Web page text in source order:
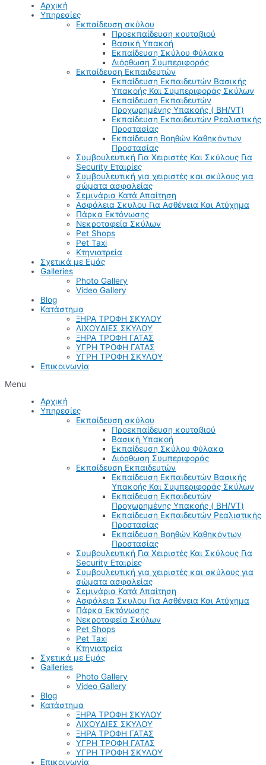
Αρχική
Υπηρεσίες
Εκπαίδευση σκύλου
Προεκπαίδευση κουταβιού
Βασική Υπακοή
Εκπαίδευση Σκύλου Φύλακα
Διόρθωση Συμπεριφοράς
Εκπαίδευση Εκπαιδευτών
Εκπαίδευση Εκπαιδευτών Βασικής
Υπακοής Και Συμπεριφοράς Σκύλων
Εκπαίδευση Εκπαιδευτών
Προχωρημένης Υπακοής ( BH/VT)
Εκπαίδευση Εκπαιδευτών Ρεαλιστικής
Προστασίας
Εκπαίδευση Βοηθών Καθηκόντων
Προστασίας
Συμβουλευτική Για Χειριστές Και Σκύλους Για
Security Εταιρίες
Συμβουλευτική για χειριστές και σκύλους για
σώματα ασφαλείας
Σεμινάρια Κατά Απαίτηση
Ασφάλεια Σκυλου Για Ασθένεια Και Ατύχημα
Πάρκα Εκτόνωσης
Νεκροταφεία Σκύλων
Pet Shops
Pet Taxi
Κτηνιατρεία
Σχετικά με Εμάς
Galleries
Photo Gallery
Video Gallery
Blog
Κατάστημα
ΞΗΡΑ ΤΡΟΦΗ ΣΚΥΛΟΥ
ΛΙΧΟΥΔΙΕΣ ΣΚΥΛΟΥ
ΞΗΡΑ ΤΡΟΦΗ ΓΑΤΑΣ
ΥΓΡΗ ΤΡΟΦΗ ΓΑΤΑΣ
ΥΓΡΗ ΤΡΟΦΗ ΣΚΥΛΟΥ
Επικοινωνία
Menu
Αρχική
Υπηρεσίες
Εκπαίδευση σκύλου
Προεκπαίδευση κουταβιού
Βασική Υπακοή
Εκπαίδευση Σκύλου Φύλακα
Διόρθωση Συμπεριφοράς
Εκπαίδευση Εκπαιδευτών
Εκπαίδευση Εκπαιδευτών Βασικής
Υπακοής Και Συμπεριφοράς Σκύλων
Εκπαίδευση Εκπαιδευτών
Προχωρημένης Υπακοής ( BH/VT)
Εκπαίδευση Εκπαιδευτών Ρεαλιστικής
Προστασίας
Εκπαίδευση Βοηθών Καθηκόντων
Προστασίας
Συμβουλευτική Για Χειριστές Και Σκύλους Για
Security Εταιρίες
Συμβουλευτική για χειριστές και σκύλους για
σώματα ασφαλείας
Σεμινάρια Κατά Απαίτηση
Ασφάλεια Σκυλου Για Ασθένεια Και Ατύχημα
Πάρκα Εκτόνωσης
Νεκροταφεία Σκύλων
Pet Shops
Pet Taxi
Κτηνιατρεία
Σχετικά με Εμάς
Galleries
Photo Gallery
Video Gallery
Blog
Κατάστημα
ΞΗΡΑ ΤΡΟΦΗ ΣΚΥΛΟΥ
ΛΙΧΟΥΔΙΕΣ ΣΚΥΛΟΥ
ΞΗΡΑ ΤΡΟΦΗ ΓΑΤΑΣ
ΥΓΡΗ ΤΡΟΦΗ ΓΑΤΑΣ
ΥΓΡΗ ΤΡΟΦΗ ΣΚΥΛΟΥ
Επικοινωνία